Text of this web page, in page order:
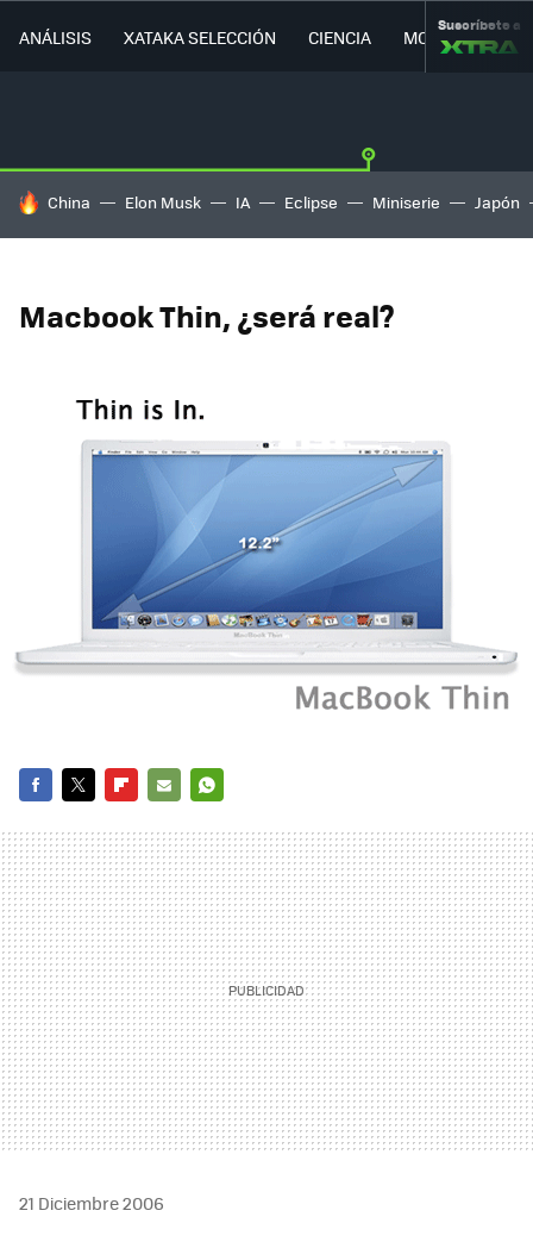
ANÁLISIS XATAKA SELECCIÓN CIENCIA MOVILIDAD
Suscríbete a
HOY SE HABLA DE
China Elon Musk IA Eclipse Miniserie Japón
Macbook Thin, ¿será real?
MAIL
21 Diciembre 2006